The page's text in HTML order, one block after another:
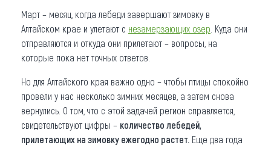
Что привезти (сувениры)
О регионе
Другие рубрики
Март – месяц, когда лебеди завершают зимовку в
Алтайском крае и улетают с незамерзающих озер . Куда они
отправляются и откуда они прилетают – вопросы, на
которые пока нет точных ответов.
Но для Алтайского края важно одно – чтобы птицы спокойно
провели у нас несколько зимних месяцев, а затем снова
вернулись. О том, что с этой задачей регион справляется,
свидетельствуют цифры – количество лебедей,
прилетающих на зимовку ежегодно растет. Еще два года